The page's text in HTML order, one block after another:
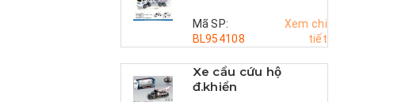
Mã SP:
BL954108
Xem chi
tiết
Xe cẩu cứu hộ
đ.khiển